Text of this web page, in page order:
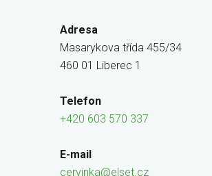
Adresa
Masarykova třída 455/34
460 01 Liberec 1
Telefon
+420 603 570 337
E-mail
cervinka@elset.cz